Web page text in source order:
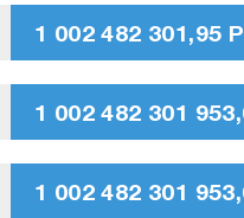
1 002 482 301,95
1 002 482 301
1 002 482 301